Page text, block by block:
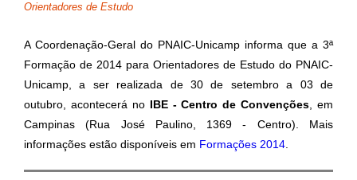
COrientadores de Estudo
A Coordenação-Geral do PNAIC-Unicamp informa que a 3ª
Formação de 2014 para Orientadores de Estudo do PNAIC-
Unicamp, a ser realizada de 30 de setembro a 03 de
outubro, acontecerá no IBE - Centro de Convenções , em
Campinas (Rua José Paulino, 1369 - Centro). Mais
informações estão disponíveis em Formações 2014